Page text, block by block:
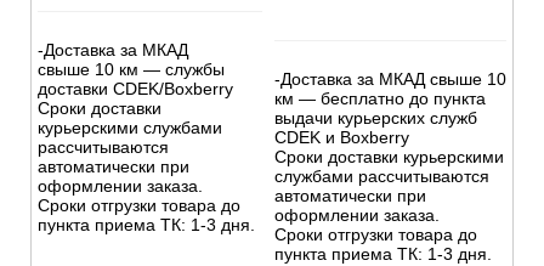
-Доставка за МКАД
свыше 10 км — службы
доставки CDEK/Boxberry
Сроки доставки
курьерскими службами
рассчитываются
автоматически при
оформлении заказа.
Сроки отгрузки товара до
пункта приема ТК: 1-3 дня.
-Доставка за МКАД свыше 10
км — бесплатно до пункта
выдачи курьерских служб
CDEK и Boxberry
Сроки доставки курьерскими
службами рассчитываются
автоматически при
оформлении заказа.
Сроки отгрузки товара до
пункта приема ТК: 1-3 дня.